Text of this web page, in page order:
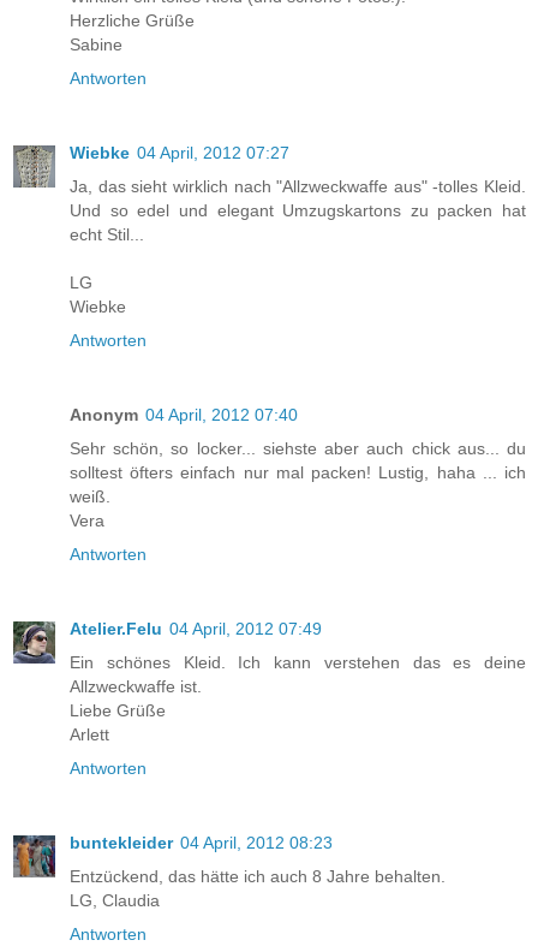
Herzliche Grüße
Sabine
Antworten
Wiebke 04 April, 2012 07:27
Ja, das sieht wirklich nach "Allzweckwaffe aus" -tolles Kleid.
Und so edel und elegant Umzugskartons zu packen hat
echt Stil...
LG
Wiebke
Antworten
Anonym 04 April, 2012 07:40
Sehr schön, so locker... siehste aber auch chick aus... du
solltest öfters einfach nur mal packen! Lustig, haha ... ich
weiß.
Vera
Antworten
Atelier.Felu 04 April, 2012 07:49
Ein schönes Kleid. Ich kann verstehen das es deine
Allzweckwaffe ist.
Liebe Grüße
Arlett
Antworten
buntekleider 04 April, 2012 08:23
Entzückend, das hätte ich auch 8 Jahre behalten.
LG, Claudia
Antworten